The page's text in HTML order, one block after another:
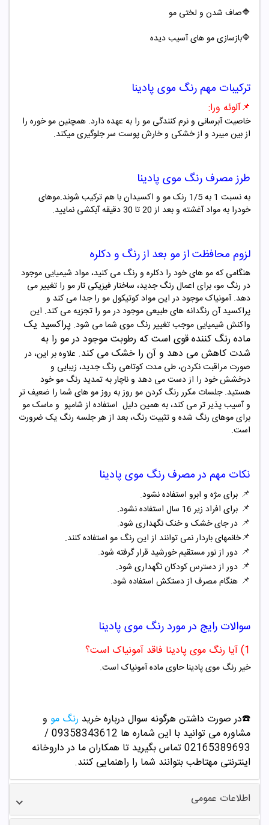
🔷صاف شدن و لختی مو
🔷بازسازی مو های آسیب دیده
ترکیبات مهم رنگ موی پادینا
📌آلوئه ورا:
خاصیت آبرسانی و نرم کنندگی مو را به عهده دارد. همچنین مو خوره را
از بین میبرد و از خشکی و خارش پوست سر جلوگیری میکند.
طرز مصرف رنگ موی پادینا
به نسبت 1 به 1/5 رنک مو و اکسیدان با هم ترکیب شوند.موهای
خودرا به مواد آغشته و بعد از 20 تا 30 دقیقه آبکشی نمایید.
لزوم محافظت از مو بعد از رنگ و دکلره
هنگامی که مو های خود را دکلره و رنگ می کنید، مواد شیمیایی موجود
در رنگ مو، برای اعمال رنگ جدید، ساختار فیزیکی تار مو را تغییر می
دهد. آمونیاک موجود در این مواد کوتیکول مو را جدا می کند و
پراکسید آن رنگدانه های طبیعی موجود در مو را تجزیه می کند. این
واکنش شیمیایی موجب تغییر رنگ موی شما می شود. پراکسید یک
ماده رنگ‌ کننده قوی است که رطوبتموجود در مو را به
شدت کاهش می دهد و آن را خشک می کند. علاوه بر این، در
صورت مراقبت نکردن، طی مدت کوتاهی رنگ جدید، زیبایی و
درخشش خود را از دست می دهد و ناچار به تمدید رنگ مو خود
هستید. جلسات مکرر رنگ کردن مو روز به روز مو های شما را ضعیف تر
و آسیب پذیر تر می کند، به همین دلیل استفاده از شامپو و ماسک مو
برای موهای رنگ شده و تثبیت رنگ، بعد از هر جلسه رنگ یک ضرورت
است.
نکات مهم در مصرف رنگ موی پادینا
📌 برای مژه و ابرو استفاده نشود.
📌 برای افراد زیر 16 سال استفاده نشود.
📌 در جای خشک و خنک نگهداری شود.
📌خانمهای باردار نمی توانند از این رنگ مو استفاده کنند.
📌 دور از نور مستقیم خورشید قرار گرفته شود.
📌 دور از دسترس کودکان نگهداری شود.
📌 هنگام مصرف از دستکش استفاده شود.
سوالات رایج در مورد رنگ موی پادینا
1) آیا رنگ موی پادینا فاقد آمونیاک است؟
خیر رنگ موی پادینا حاوی ماده آمونیاک است.
☎️در صورت داشتن هرگونه سوال درباره خرید رنگ مو و
مشاوره می توانید با این شماره ها 09358343612 /
02165389693تماس بگیرید تا همکاران ما در داروخانه
اینترنتی مهتاطب بتوانند شما را راهنمایی کنند.
اطلاعات عمومی